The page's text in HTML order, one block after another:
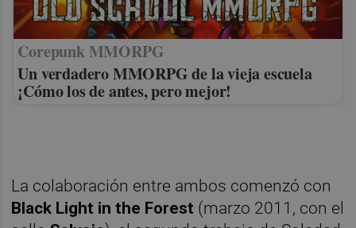
Corepunk MMORPG
Un verdadero MMORPG de la vieja escuela
¡Cómo los de antes, pero mejor!
La colaboración entre ambos comenzó con
Black Light in the Forest (marzo 2011, con el